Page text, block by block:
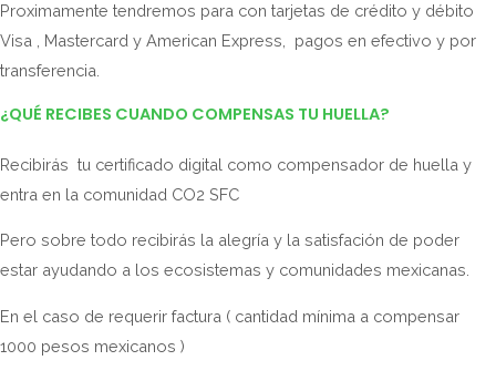
Proximamente tendremos para con tarjetas de crédito y débito
Visa , Mastercard y American Express, pagos en efectivo y por
transferencia.
¿QUÉ RECIBES CUANDO COMPENSAS TU HUELLA?
Recibirás tu certificado digital como compensador de huella y
entra en la comunidad CO2 SFC
Pero sobre todo recibirás la alegría y la satisfación de poder
estar ayudando a los ecosistemas y comunidades mexicanas.
En el caso de requerir factura ( cantidad mínima a compensar
1000 pesos mexicanos )